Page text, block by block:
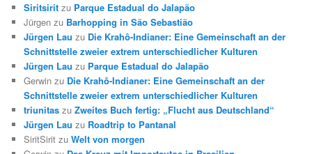
Siritsirit zu Parque Estadual do Jalapão
Jürgen zu Barhopping in São Sebastião
Jürgen Lau zu Die Krahô-Indianer: Eine Gemeinschaft an der
Schnittstelle zweier extrem unterschiedlicher Kulturen
Jürgen Lau zu Parque Estadual do Jalapão
Gerwin zu Die Krahô-Indianer: Eine Gemeinschaft an der
Schnittstelle zweier extrem unterschiedlicher Kulturen
triunitas zuZweites Buch fertig: „Flucht aus Deutschland“
Jürgen Lau zu Roadtrip to Pantanal
SiritSirit zuWelt von morgen